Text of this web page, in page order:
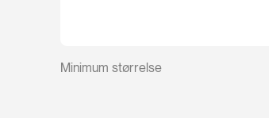
Minimum størrelse